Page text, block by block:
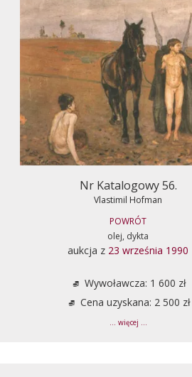
Nr Katalogowy 56.
Vlastimil Hofman
POWRÓT
olej, dykta
aukcja z 23 września 1990
Wywoławcza: 1 600 zł
Cena uzyskana: 2 500 zł
... więcej ...